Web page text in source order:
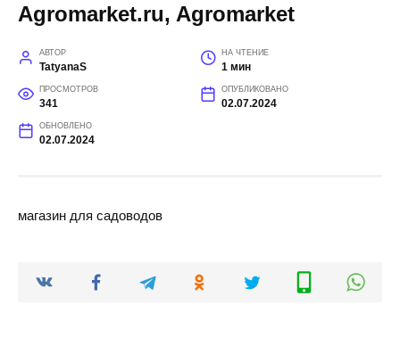
Agromarket.ru, Agromarket
АВТОР
TatyanaS
НА ЧТЕНИЕ
1 мин
ПРОСМОТРОВ
341
ОПУБЛИКОВАНО
02.07.2024
ОБНОВЛЕНО
02.07.2024
магазин для садоводов